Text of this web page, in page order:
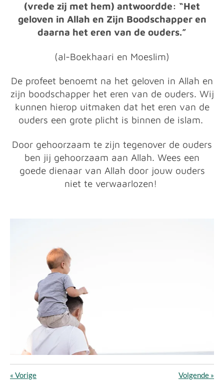
(vrede zij met hem) antwoordde: “Het
geloven in Allah en Zijn Boodschapper en
daarna het eren van de ouders.”
(al-Boekhaari en Moeslim)
De profeet benoemt na het geloven in Allah en
zijn boodschapper het eren van de ouders. Wij
kunnen hierop uitmaken dat het eren van de
ouders een grote plicht is binnen de islam.
Door gehoorzaam te zijn tegenover de ouders
ben jij gehoorzaam aan Allah. Wees een
goede dienaar van Allah door jouw ouders
niet te verwaarlozen!
« Vorige Volgende »